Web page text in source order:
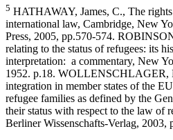
5 HATHAWAY, James, C., The
international law, Cambridge, New
Press, 2005, pp.570-574.
relating to the status of refugees: its
interpretation: a commentary, New
1952. p.18. WOLLENSCHLAGER,
integration in member states of the
refugee families as defined by the
their status with respect to the law of
Berliner Wissenschafts-Verlag, 2003,